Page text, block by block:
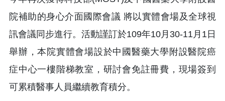
院補助的身心介面國際會議 將以實體會場及全球視
訊會議同步進行。活動謹訂於109年10月30-11月1日
舉辦，本院實體會場設於中國醫藥大學附設醫院癌
症中心一樓階梯教室，研討會免註冊費，現場簽到
可累積醫事人員繼續教育積分。